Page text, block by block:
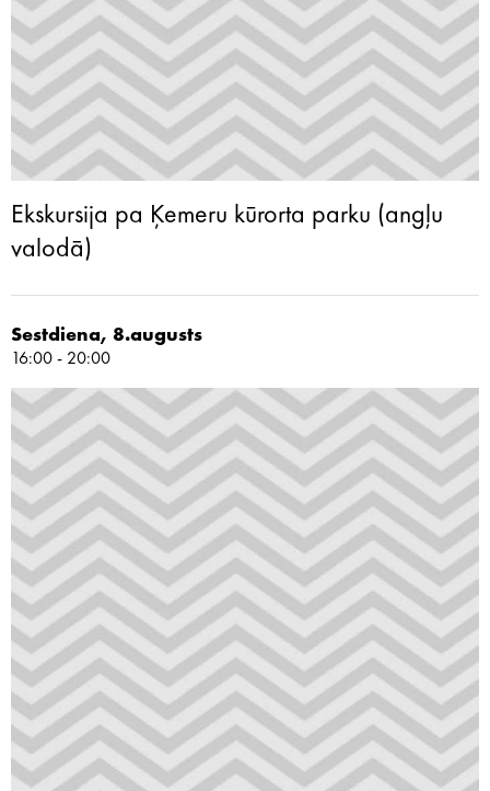
Ekskursija pa Ķemeru kūrorta parku (angļu
valodā)
Sestdiena, 8.augusts
16:00 - 20:00